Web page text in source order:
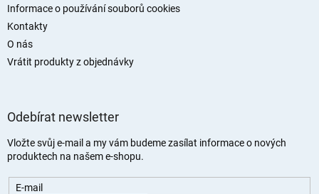
Informace o používání souborů cookies
Kontakty
O nás
Vrátit produkty z objednávky
Odebírat newsletter
Vložte svůj e-mail a my vám budeme zasílat informace o nových
produktech na našem e-shopu.
E-mail